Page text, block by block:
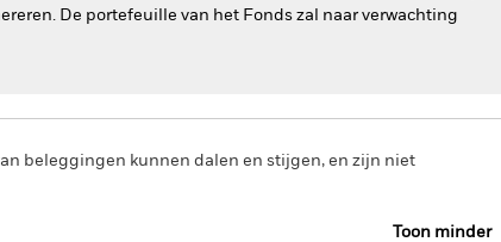
De portefeuille van het Fonds zal naar verwachting
beleggingen kunnen dalen en stijgen, en zijn niet
Toon minder